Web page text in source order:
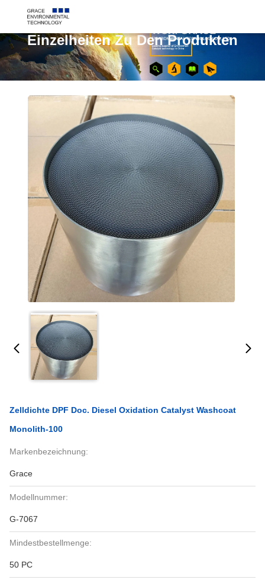
Einzelheiten Zu Den Produkten
Zelldichte DPF Doc. Diesel Oxidation Catalyst Washcoat
Monolith-100
Markenbezeichnung:
Grace
Modellnummer:
G-7067
Mindestbestellmenge:
50 PC